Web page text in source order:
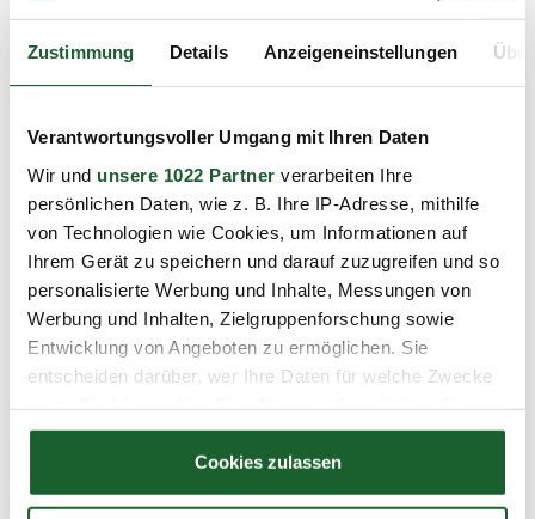
Zustimmung Details Anzeigeneinstellungen
Verantwortungsvoller Umgang mit Ihren Daten
Wir und unsere 1022 Partner verarbeiten Ihre
persönlichen Daten, wie z. B. Ihre IP-Adresse, mithilfe
von Technologien wie Cookies, um Informationen auf
Ihrem Gerät zu speichern und darauf zuzugreifen und so
personalisierte Werbung und Inhalte, Messungen von
Werbung und Inhalten, Zielgruppenforschung sowie
Entwicklung von Angeboten zu ermöglichen. Sie
entscheiden darüber, wer Ihre Daten für welche Zwecke
Cookie-Erklärung oder durch Klicken auf das Privacy
Trigger Symbol ändern oder widerrufen
Cookies zulassen
E-Mail *
Telefon *
Straße und Nr.
PLZ / Ort